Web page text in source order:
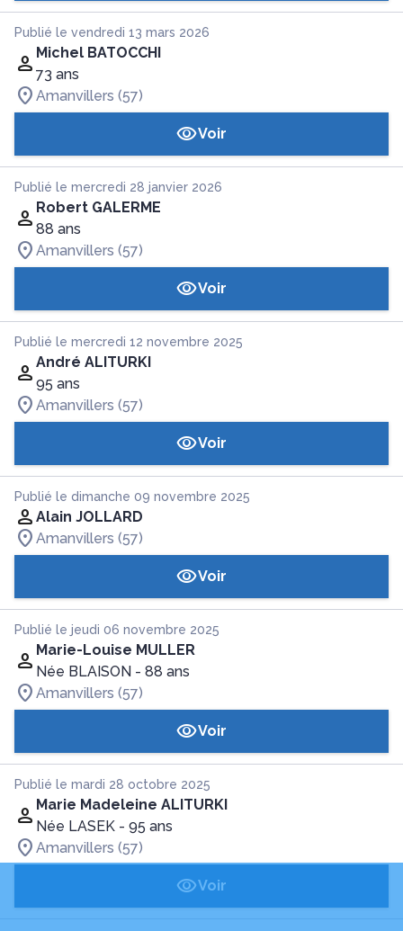
Publié le vendredi 13 mars 2026
Michel BATOCCHI
73 ans
Amanvillers (57)
Voir
Publié le mercredi 28 janvier 2026
Robert GALERME
88 ans
Amanvillers (57)
Voir
Publié le mercredi 12 novembre 2025
André ALITURKI
95 ans
Amanvillers (57)
Voir
Publié le dimanche 09 novembre 2025
Alain JOLLARD
Amanvillers (57)
Voir
Publié le jeudi 06 novembre 2025
Marie-Louise MULLER
Née BLAISON - 88 ans
Amanvillers (57)
Voir
Publié le mardi 28 octobre 2025
Marie Madeleine ALITURKI
Née LASEK - 95 ans
Amanvillers (57)
Voir